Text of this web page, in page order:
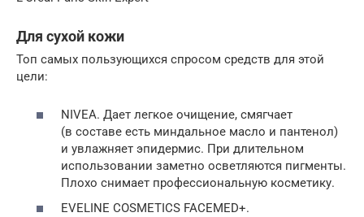
Для сухой кожи
Топ самых пользующихся спросом средств для этой
цели:
NIVEA. Дает легкое очищение, смягчает
(в составе есть миндальное масло и пантенол)
и увлажняет эпидермис. При длительном
использовании заметно осветляются пигменты.
Плохо снимает профессиональную косметику.
EVELINE COSMETICS FACEMED+.